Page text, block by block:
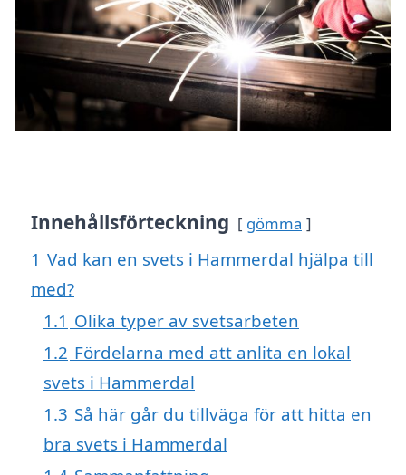
Innehållsförteckning gömma
1 Vad kan en svets i Hammerdal hjälpa till
med?
1.1 Olika typer av svetsarbeten
1.2 Fördelarna med att anlita en lokal
svets i Hammerdal
1.3 Så här går du tillväga för att hitta en
bra svets i Hammerdal